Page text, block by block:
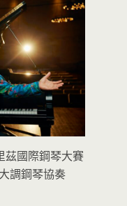
茲國際鋼琴大賽
調鋼琴協奏